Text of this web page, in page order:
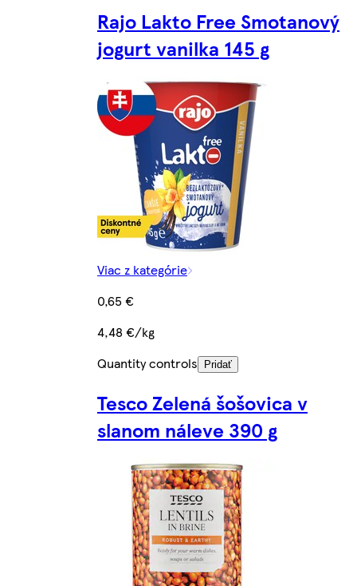
Rajo Lakto Free Smotanový
jogurt vanilka 145 g
Viac z kategórie
0,65 €
4,48 €/kg
Quantity controls
Pridať
Tesco Zelená šošovica v
slanom náleve 390 g